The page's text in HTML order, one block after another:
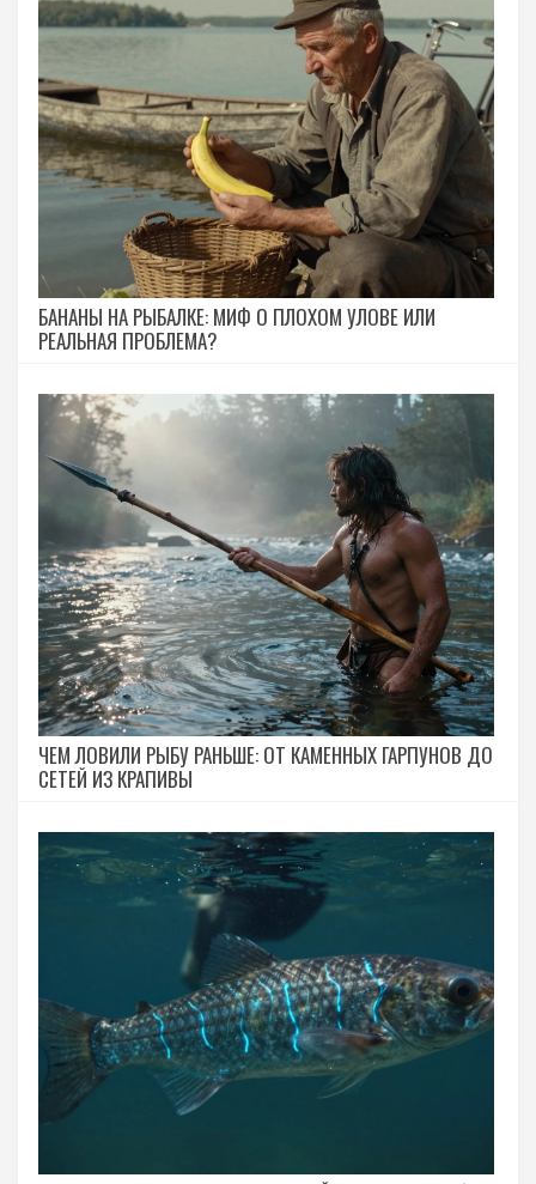
БАНАНЫ НА РЫБАЛКЕ: МИФ О ПЛОХОМ УЛОВЕ ИЛИ
РЕАЛЬНАЯ ПРОБЛЕМА?
ЧЕМ ЛОВИЛИ РЫБУ РАНЬШЕ: ОТ КАМЕННЫХ ГАРПУНОВ ДО
СЕТЕЙ ИЗ КРАПИВЫ